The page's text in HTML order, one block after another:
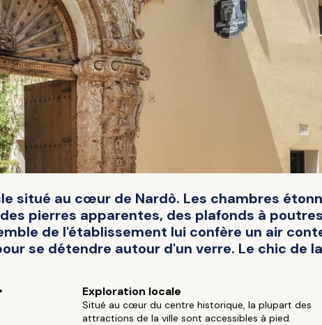
situé au cœur de Nardò. Les chambres
pierres apparentes, des plafonds à
de l'établissement lui confère un air
se détendre autour d'un verre. Le chic de
Exploration locale
Situé au cœur du centre historique, la plupart des
attractions de la ville sont accessibles à pied.